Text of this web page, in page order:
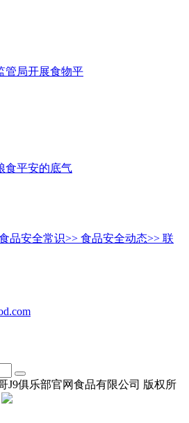
管局开展食物平
食平安的底气
品安全常识>> 食品安全动态>> 联
J9俱乐部官网食品有限公司 版权所